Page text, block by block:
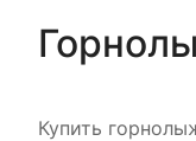
Купить